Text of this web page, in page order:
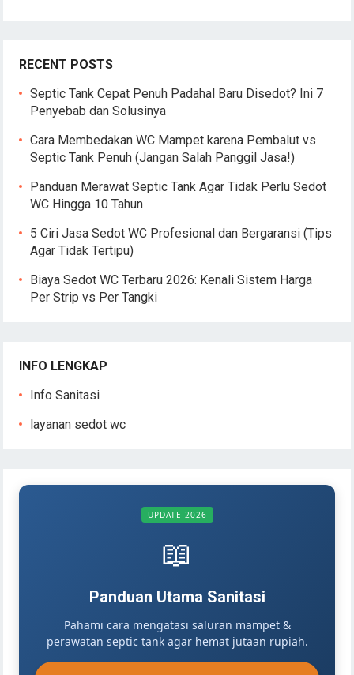
RECENT POSTS
Septic Tank Cepat Penuh Padahal Baru Disedot? Ini 7
Penyebab dan Solusinya
Cara Membedakan WC Mampet karena Pembalut vs
Septic Tank Penuh (Jangan Salah Panggil Jasa!)
Panduan Merawat Septic Tank Agar Tidak Perlu Sedot
WC Hingga 10 Tahun
5 Ciri Jasa Sedot WC Profesional dan Bergaransi (Tips
Agar Tidak Tertipu)
Biaya Sedot WC Terbaru 2026: Kenali Sistem Harga
Per Strip vs Per Tangki
INFO LENGKAP
Info Sanitasi
layanan sedot wc
UPDATE 2026
📖
Panduan Utama Sanitasi
Pahami cara mengatasi saluran mampet &
perawatan septic tank agar hemat jutaan rupiah.